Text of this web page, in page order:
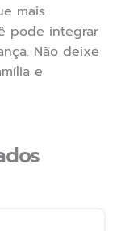
mais
pode integrar
Não deixe
e